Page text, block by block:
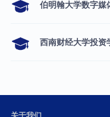
伯明翰大学数字媒
西南财经大学投